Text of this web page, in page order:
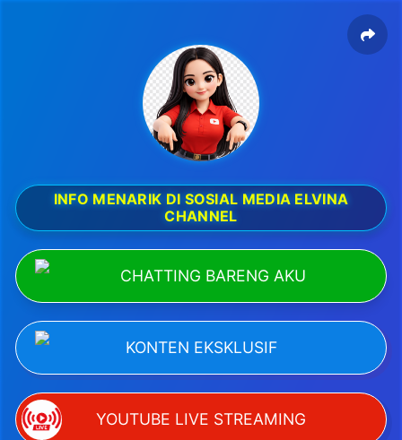
INFO MENARIK DI SOSIAL MEDIA ELVINA
CHANNEL
CHATTING BARENG AKU
KONTEN EKSKLUSIF
YOUTUBE LIVE STREAMING